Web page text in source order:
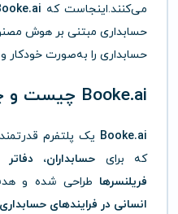
می‌کنند.اینجاست که
حسابداری مبتنی بر هوش
حسابداری را به‌صورت
Booke.ai چیست و چگونه کار می‌کند؟
Booke.ai یک پلتفرم
که برای حسابداران،
فریلنسرها طراحی شده و
انسانی در فرایندهای حسابداری